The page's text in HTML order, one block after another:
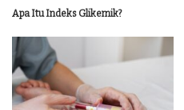
Apa Itu Indeks Glikemik?